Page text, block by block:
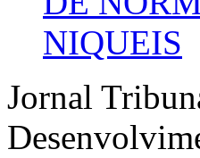
NIQUEIS
Jornal